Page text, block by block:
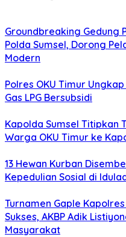
Groundbreaking Gedung
Polda Sumsel, Dorong
Modern
Polres OKU Timur
Gas LPG Bersubsidi
Kapolda Sumsel Titipkan
Warga OKU Timur ke
13 Hewan Kurban
Kepedulian Sosial di
Turnamen Gaple
Sukses, AKBP Adik
Masyarakat